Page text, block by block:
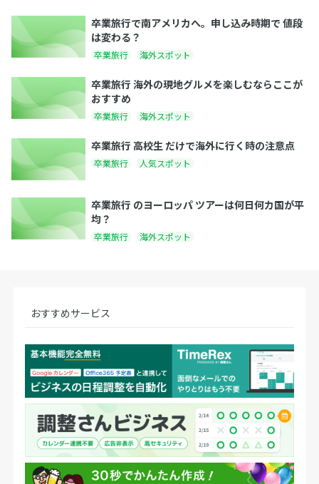
卒業旅行で南アメリカへ。申し込み時期で 値段
は変わる？
卒業旅行 海外スポット
卒業旅行 海外の現地グルメを楽しむならここが
おすすめ
卒業旅行 海外スポット
卒業旅行 高校生 だけで海外に行く時の注意点
卒業旅行 人気スポット
卒業旅行 のヨーロッパ ツアーは何日何カ国が平
均？
卒業旅行 海外スポット
おすすめサービス